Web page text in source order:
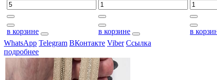
в корзине в корзине
в
WhatsApp Telegram ВКонтакте Viber Ссылка
подробнее